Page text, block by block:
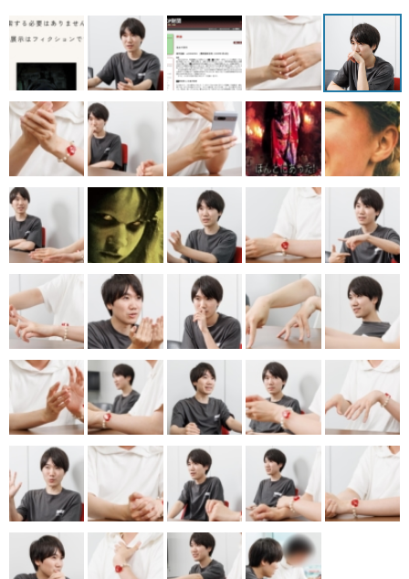
その他
電ファミニコゲーマーとは？
運営：株式会社マレ